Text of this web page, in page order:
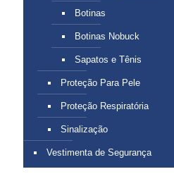
Botinas
Botinas Nobuck
Sapatos e Tênis
Proteção Para Pele
Proteção Respiratória
Sinalização
Vestimenta de Segurança